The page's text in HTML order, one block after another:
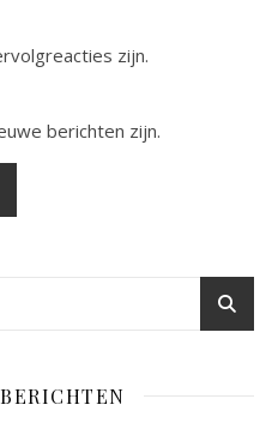
zijn.
berichten zijn.